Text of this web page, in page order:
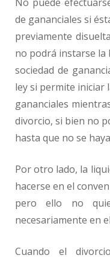
de gananciales si
previamente
no podrá instarse la
sociedad de
ley si permite iniciar
gananciales
divorcio, si bien no
hasta que no se
Por otro lado, la
hacerse en el
pero ello no
necesariamente en
Cuando el